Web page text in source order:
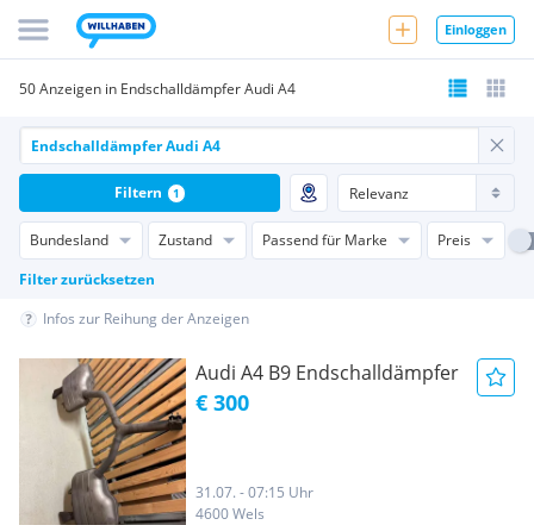
Einloggen
50 Anzeigen in Endschalldämpfer Audi A4
Bundesland Zustand Passend für Marke
Preis
Filter zurücksetzen
Filtern 1
Infos zur Reihung der Anzeigen
Audi A4 B9 Endschalldämpfer
€ 300
31.07. - 07:15 Uhr
4600 Wels